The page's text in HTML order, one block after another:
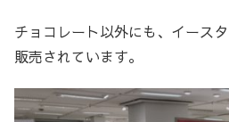
チョコレート以外にも、イース
販売されています。